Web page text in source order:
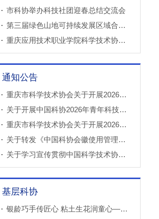
市科协举办科技社团迎春总结交流会
第三届绿色山地可持续发展区域合作国际论坛成功举办
重庆应用技术职业学院科学技术协会正式成立
通知公告
重庆市科学技术协会关于开展2026年科普创新实验室建设项目申报工作的通知
关于开展中国科协2026年青年科技人才培育工程工程师专项计划推荐工作的通知
重庆市科学技术协会关于开展2026年科技小院申报推荐工作的通知
关于转发《中国科协会徽使用管理规定》的通知
关于学习宣传贯彻中国科学技术协会第十一次全国代表大会精神的通知
基层科协
银龄巧手传匠心 粘土生花润童心——万盛经开区老科协走进建设社区开展创意粘土手工课